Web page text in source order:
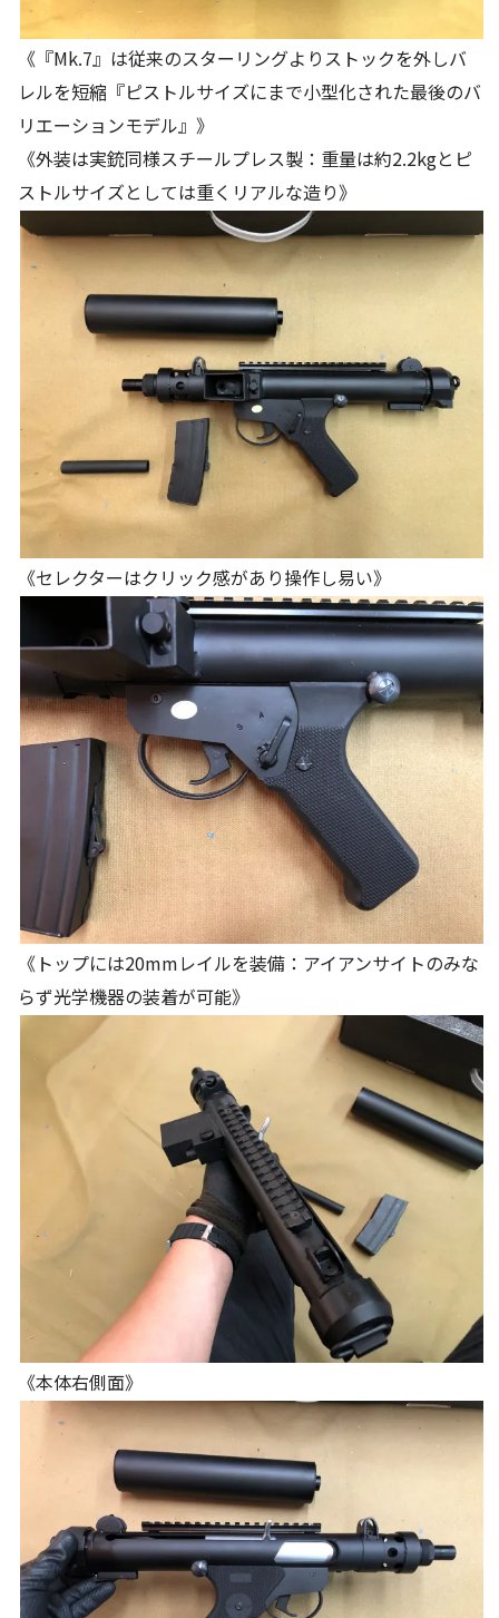
《『Mk.7』は従来のスターリングよりストックを外しバ
レルを短縮『ピストルサイズにまで小型化された最後のバ
リエーションモデル』》
《外装は実銃同様スチールプレス製：重量は約2.2kgとピ
ストルサイズとしては重くリアルな造り》
《セレクターはクリック感があり操作し易い》
《トップには20mmレイルを装備：アイアンサイトのみな
らず光学機器の装着が可能》
《本体右側面》